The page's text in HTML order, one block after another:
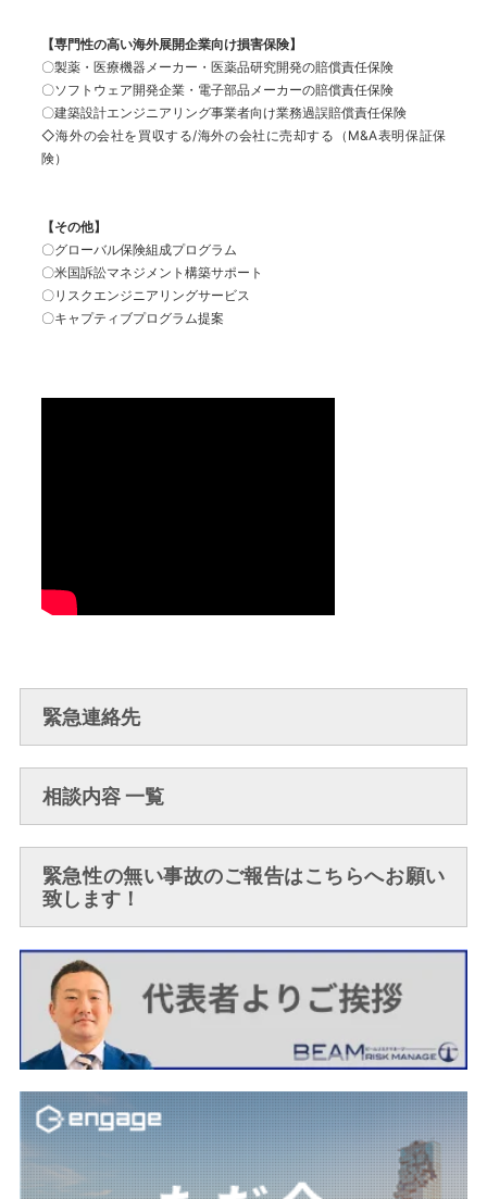
【専門性の高い海外展開企業向け損害保険】
〇製薬・医療機器メーカー・医薬品研究開発の賠償責任保険
〇ソフトウェア開発企業・電子部品メーカーの賠償責任保険
〇建築設計エンジニアリング事業者向け業務過誤賠償責任保険
◇海外の会社を買収する/海外の会社に売却する（M&A表明保証保
険）
【その他】
〇グローバル保険組成プログラム
〇米国訴訟マネジメント構築サポート
〇リスクエンジニアリングサービス
〇キャプティブプログラム提案
緊急連絡先
相談内容 一覧
緊急性の無い事故のご報告はこちらへお願い
致します！